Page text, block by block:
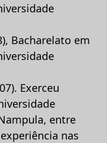
Bacharelato em
Exerceu
entre
nas